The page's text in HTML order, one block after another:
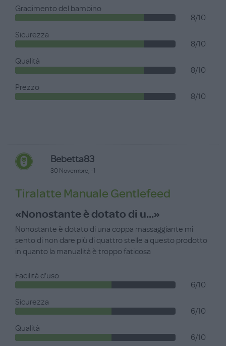
Gradimento del bambino
8/10
Sicurezza
8/10
Qualità
8/10
Prezzo
8/10
Bebetta83
30 Novembre, -1
Tiralatte Manuale Gentlefeed
«Nonostante è dotato di u...»
Nonostante è dotato di una coppa massaggiante mi
sento di non dare più di quattro stelle a questo prodotto
in quanto la manualità è troppo faticosa
Facilità d'uso
6/10
Sicurezza
6/10
Qualità
6/10